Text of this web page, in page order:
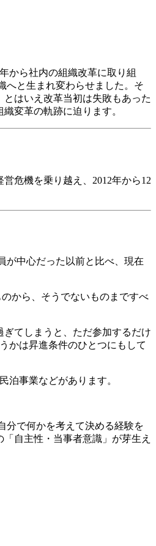
から社内の組織改革に取り組
へと生まれ変わらせました。そ
はいえ改革当初は失敗もあった
変革の軌跡に迫ります。
危機を乗り越え、2012年から12
が中心だった以前と比べ、現在
から、そうでないものまですべ
てしまうと、ただ参加するだけ
かは昇進条件のひとつにもして
泊事業などがあります。
分で何かを考えて決める経験を
自主性・当事者意識」が芽生え